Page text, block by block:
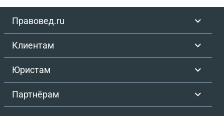
Правовед.ru
Клиентам
Юристам
Партнёрам